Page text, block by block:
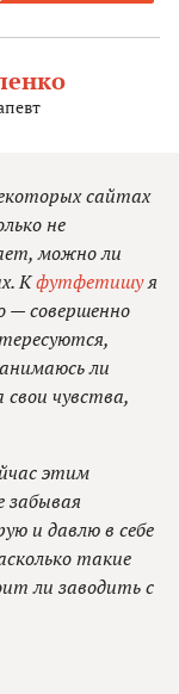
сайтах
не
можно ли
Кфутфетишуя
— совершенно
ли
чувства,
этим
забывая
и давлю в себе
такие
ли заводить с